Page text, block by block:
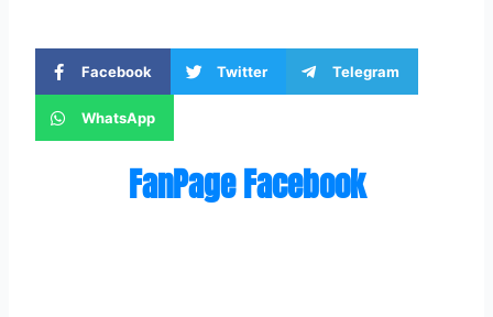
Facebook Twitter Telegram
WhatsApp
FanPage Facebook